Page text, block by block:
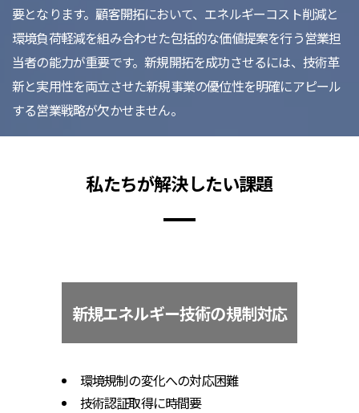
要となります。顧客開拓において、エネルギーコスト削減と
環境負荷軽減を組み合わせた包括的な価値提案を行う営業担
当者の能力が重要です。新規開拓を成功させるには、技術革
新と実用性を両立させた新規事業の優位性を明確にアピール
する営業戦略が欠かせません。
私たちが解決したい課題
新規エネルギー技術の規制対応
環境規制の変化への対応困難
技術認証取得に時間要